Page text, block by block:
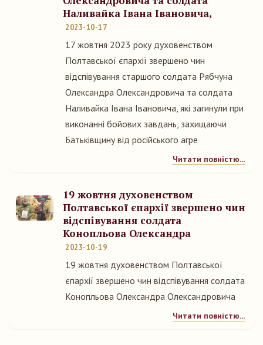
Наливайка Івана Івановича,
2023-10-17
17 жовтня 2023 року духовенством
Полтавської єпархії звершено чин
відспівування старшого солдата Рябчуна
Олександра Олександровича та солдата
Наливайка Івана Івановича, які загинули при
виконанні бойових завдань, захищаючи
Батьківщину від російського агре
Читати повністю...
19 жовтня духовенством
Полтавської єпархії звершено чин
відспівування солдата
Конопльова Олександра
2023-10-19
19 жовтня духовенством Полтавської
єпархії звершено чин відспівування солдата
Конопльова Олександра Олександровича
Читати повністю...